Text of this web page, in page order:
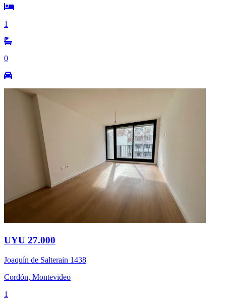
1
0
UYU 27.000
Joaquín de Salterain 1438
Cordón, Montevideo
1